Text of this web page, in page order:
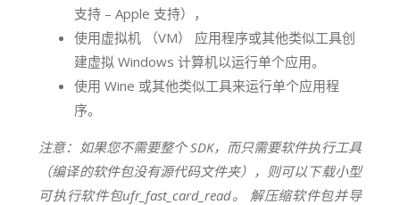
支持 – Apple 支持），
使用虚拟机 （VM） 应用程序或其他类似工具创
建虚拟 Windows 计算机以运行单个应用。
使用 Wine 或其他类似工具来运行单个应用程
序。
注意：如果您不需要整个 SDK，而只需要软件执行工具
（编译的软件包没有源代码文件夹），则可以下载小型
可执行软件包ufr_fast_card_read。 解压缩软件包并导